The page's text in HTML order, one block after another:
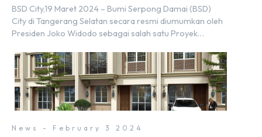
BSD City,19 Maret 2024 – Bumi Serpong Damai (BSD)
City di Tangerang Selatan secara resmi diumumkan oleh
Presiden Joko Widodo sebagai salah satu Proyek
dibuat oleh Menteri Koordinator Bidang Perekonomian,
Airlangga Hartarto, setelah Rapat Terbatas (ratas)
bersama Jokowi di Istana Kepresidenan pada hari Senin,
18 Maret 2024. Selain […]
News - February 3 2024